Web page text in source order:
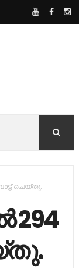
ചെയ്തു.
294